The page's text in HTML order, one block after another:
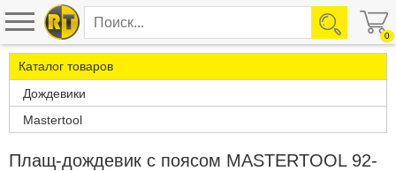
0
Каталог товаров
Дождевики
Mastertool
Плащ-дождевик с поясом MASTERTOOL 92-